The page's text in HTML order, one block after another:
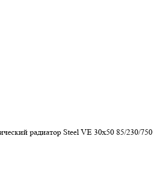
радиатор Steel VE 30х50 85/230/750